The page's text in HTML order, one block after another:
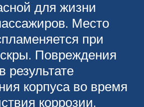
для жизни
Место
при
Повреждения
результате
корпуса во время
коррозии.